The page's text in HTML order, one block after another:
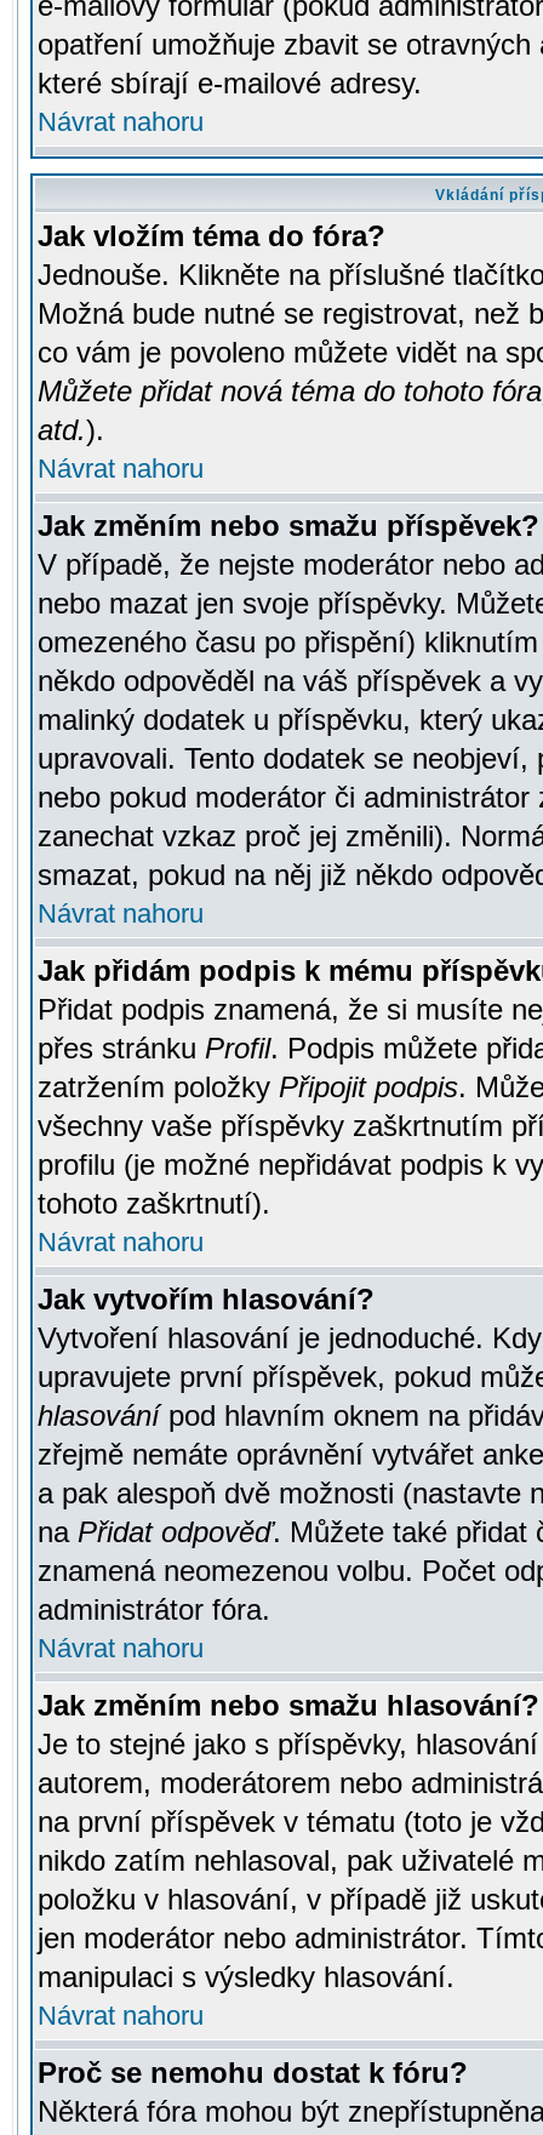
opatření umožňuje zbavit se
které sbírají e-mailové adresy.
Návrat nahoru
Vkládání
Jak vložím téma do fóra?
Jednouše. Klikněte na příslušné
Možná bude nutné se registrovat, než
co vám je povoleno můžete vidět na
Můžete přidat nová téma do tohoto
atd.).
Návrat nahoru
Jak změním nebo smažu příspěvek?
V případě, že nejste moderátor nebo
nebo mazat jen svoje příspěvky.
omezeného času po přispění)
někdo odpověděl na váš příspěvek a
malinký dodatek u příspěvku, který
upravovali. Tento dodatek se
nebo pokud moderátor či
zanechat vzkaz proč jej změnili).
smazat, pokud na něj již někdo
Návrat nahoru
Jak přidám podpis k mému
Přidat podpis znamená, že si musíte
přes stránku Profil. Podpis můžete
zatržením položky Připojit podpis.
všechny vaše příspěvky zaškrtnutím
profilu (je možné nepřidávat podpis k
tohoto zaškrtnutí).
Návrat nahoru
Jak vytvořím hlasování?
Vytvoření hlasování je jednoduché.
upravujete první příspěvek, pokud
hlasovánípod hlavním oknem na
zřejmě nemáte oprávnění vytvářet
a pak alespoň dvě možnosti (nastavte
na Přidat odpověď. Můžete také přidat
znamená neomezenou volbu. Počet
administrátor fóra.
Návrat nahoru
Jak změním nebo smažu hlasování?
Je to stejné jako s příspěvky,
autorem, moderátorem nebo
na první příspěvek v tématu (toto je
nikdo zatím nehlasoval, pak uživatelé
položku v hlasování, v případě již
jen moderátor nebo administrátor.
manipulaci s výsledky hlasování.
Návrat nahoru
Proč se nemohu dostat k fóru?
Některá fóra mohou být